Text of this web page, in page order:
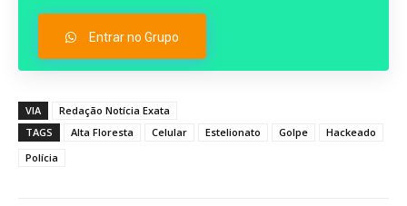
Entrar no Grupo
VIA
Redação Notícia Exata
TAGS
Alta Floresta Celular Estelionato Golpe
Hackeado
Polícia